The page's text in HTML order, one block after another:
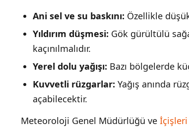
Ani sel ve su baskını: Özellikle
Yıldırım düşmesi: Gök gürültülü
kaçınılmalıdır.
Yerel dolu yağışı: Bazı bölgelerde
Kuvvetli rüzgarlar: Yağış anında
açabilecektir.
Meteoroloji Genel Müdürlüğü ve İçişleri